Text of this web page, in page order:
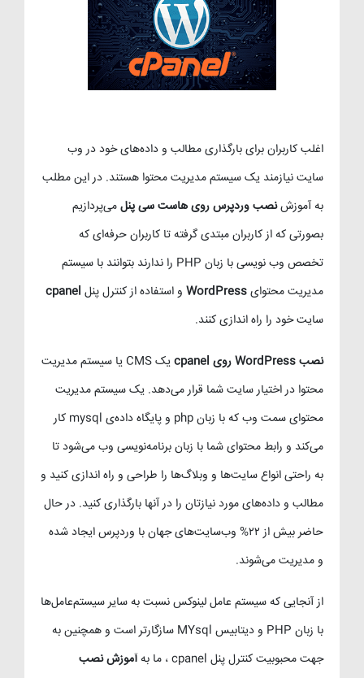
اغلب کاربران برای بارگذاری مطالب و داده‌های خود در وب
سایت نیازمند یک سیستم مدیریت محتوا هستند. در این مطلب
به آموزشنصب وردپرس روی هاست سی پنلمی‌پردازیم
بصورتی که از کاربران مبتدی گرفته تا کاربران حرفه‌ای که
تخصص وب نویسی با زبان PHP را ندارند بتوانند با سیستم
مدیریت محتوایWordPress و استفاده از کنترل پنل cpanel
سایت خود را راه اندازی کنند.
نصب WordPress روی cpanel
یک CMS یا سیستم مدیریت
محتوا در اختیار سایت شما قرار می‌دهد. یک سیستم مدیریت
محتوای سمت وب که با زبان php و پایگاه داده‌ی mysql کار
می‌کند و رابط محتوای شما با زبان برنامه‌نویسی وب می‌شود تا
به راحتی انواع سایت‌ها و وبلاگ‌ها را طراحی و راه اندازی کنید و
مطالب و داده‌های مورد نیازتان را در آنها بارگذاری کنید. در حال
حاضر بیش از ۲۲% وب‌سایت‌های جهان با وردپرس ایجاد شده
و مدیریت می‌شوند.
از آنجایی که سیستم عامل لینوکس نسبت به سایر سیستم‌عامل‌ها
با زبان PHP و دیتابیس MYsql سازگارتر است و همچنین به
جهت محبوبیت کنترل پنل cpanel ، ما به
آموزش نصب